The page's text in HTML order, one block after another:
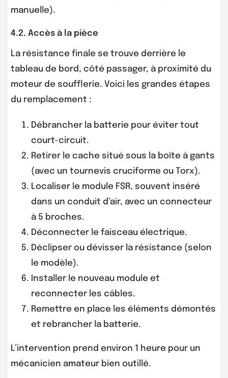
manuelle).
4.2. Accès à la pièce
La résistance finale se trouve derrière le
tableau de bord, côté passager, à proximité du
moteur de soufflerie. Voici les grandes étapes
du remplacement :
Débrancher la batterie pour éviter tout
court-circuit.
Retirer le cache situé sous la boîte à gants
(avec un tournevis cruciforme ou Torx).
Localiser le module FSR, souvent inséré
dans un conduit d’air, avec un connecteur
à 5 broches.
Déconnecter le faisceau électrique.
Déclipser ou dévisser la résistance (selon
le modèle).
Installer le nouveau module et
reconnecter les câbles.
Remettre en place les éléments démontés
et rebrancher la batterie.
L’intervention prend environ 1 heure pour un
mécanicien amateur bien outillé.